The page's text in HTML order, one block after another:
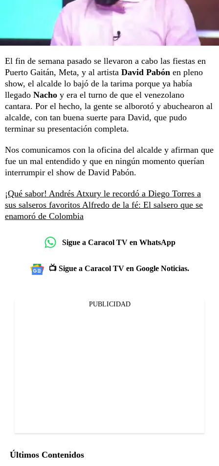
El fin de semana pasado se llevaron a cabo las fiestas en
Puerto Gaitán, Meta, y al artista David Pabón en pleno
show, el alcalde lo bajó de la tarima porque ya había
llegado Nacho y era el turno de que el venezolano
cantara. Por el hecho, la gente se alborotó y abuchearon al
alcalde, con tan buena suerte para David, que pudo
terminar su presentación completa.
Nos comunicamos con la oficina del alcalde y afirman que
fue un mal entendido y que en ningún momento querían
interrumpir el show de David Pabón.
¡Qué sabor! Andrés Atxury le recordó a Diego Torres a
sus salseros favoritos Alfredo de la fé: El salsero que se
enamoró de Colombia
Sigue a Caracol TV en WhatsApp
📺 Sigue a Caracol TV en Google Noticias.
PUBLICIDAD
Últimos Contenidos